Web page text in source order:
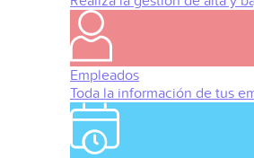
Empleados
Toda la información de tus